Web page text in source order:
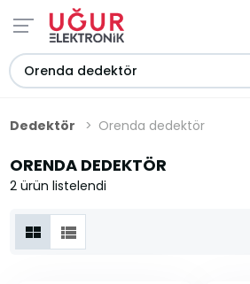
Dedektör Orenda dedektör
ORENDA DEDEKTÖR
2 ürün listelendi